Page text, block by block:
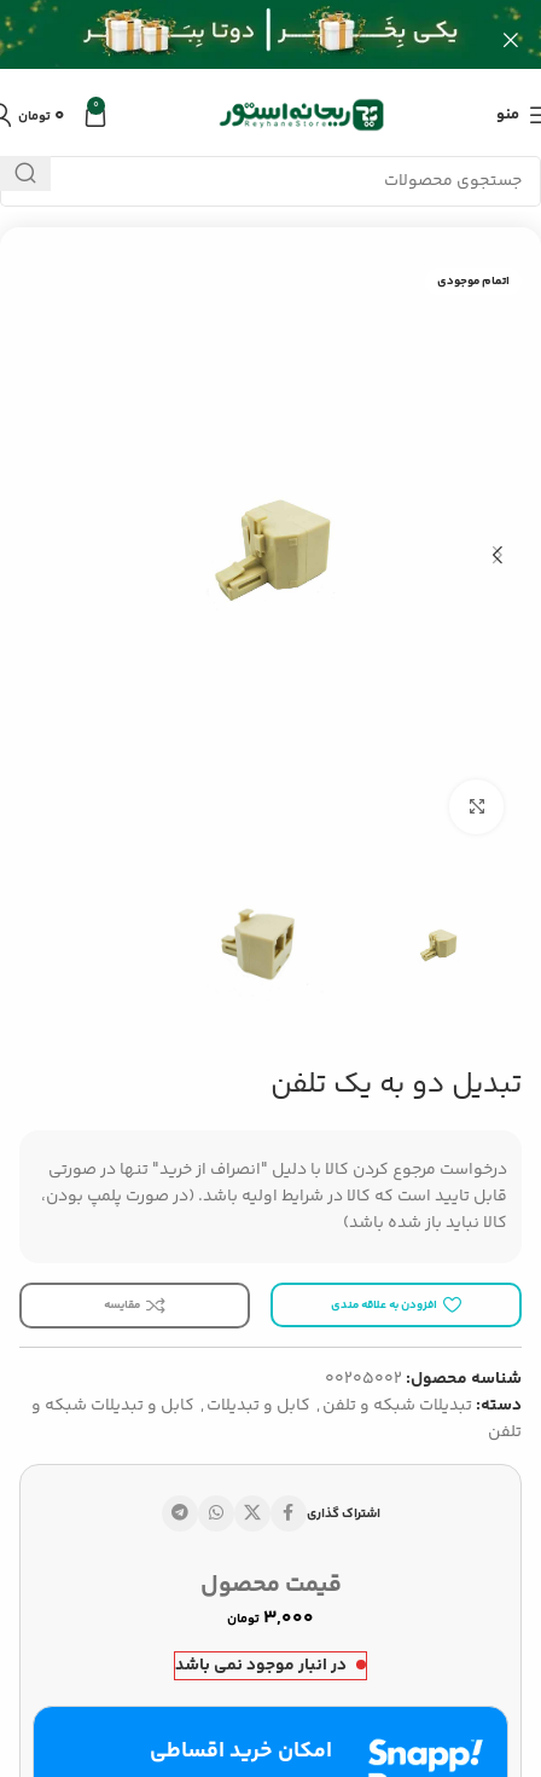
منو 0 ۰ تومان
خانه/محصولات/کابل و تبدیلات/تبدیل دو به یک تلفن
اتمام موجودی
تبدیل دو به یک تلفن
درخواست مرجوع کردن کالا با دلیل "انصراف از خرید" تنها در صورتی
قابل تایید است که کالا در شرایط اولیه باشد. (در صورت پلمپ بودن،
کالا نباید باز شده باشد)
افزودن به علاقه مندی مقایسه
شناسه محصول: 00205002
دسته:تبدیلات شبکه و تلفن, کابل و تبدیلات, کابل و تبدیلات شبکه و
تلفن
اشتراک گذاری
قیمت محصول
تومان
در انبار موجود نمی باشد
امکان خرید اقساطی